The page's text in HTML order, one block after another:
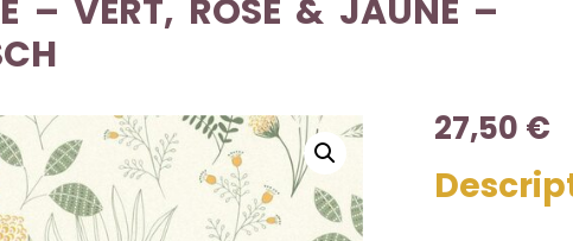
– VERT, ROSE & JAUNE –
27,50 €